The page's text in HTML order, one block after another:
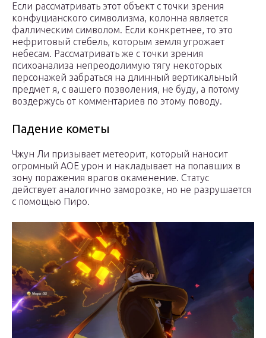
Если рассматривать этот объект с точки зрения
конфуцианского символизма, колонна является
фаллическим символом. Если конкретнее, то это
нефритовый стебель, которым земля угрожает
небесам. Рассматривать же с точки зрения
психоанализа непреодолимую тягу некоторых
персонажей забраться на длинный вертикальный
предмет я, с вашего позволения, не буду, а потому
воздержусь от комментариев по этому поводу.
Падение кометы
Чжун Ли призывает метеорит, который наносит
огромный АОЕ урон и накладывает на попавших в
зону поражения врагов окаменение. Статус
действует аналогично заморозке, но не разрушается
с помощью Пиро.